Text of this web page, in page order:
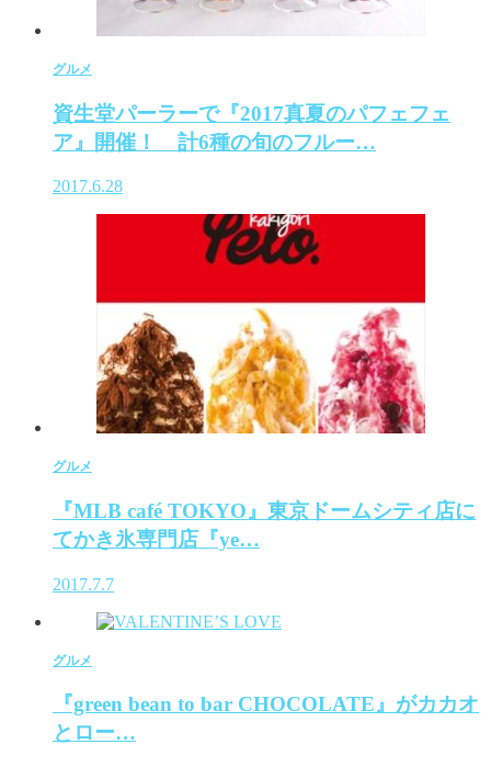
グルメ
資生堂パーラーで『2017真夏のパフェフェ
ア』開催！ 計6種の旬のフルー…
2017.6.28
グルメ
『MLB café TOKYO』東京ドームシティ店に
てかき氷専門店『ye…
2017.7.7
グルメ
『green bean to bar CHOCOLATE』がカカオ
とロー…